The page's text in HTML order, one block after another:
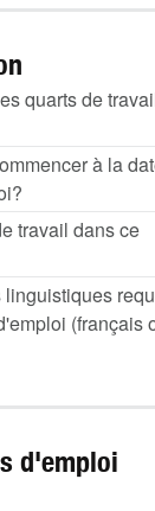
quarts de
à la
travail dans ce
(français
d'emploi